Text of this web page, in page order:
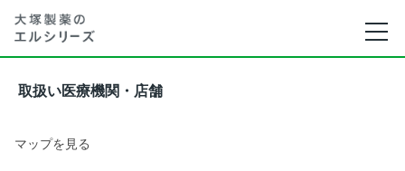
取扱い医療機関・店舗
マップを見る